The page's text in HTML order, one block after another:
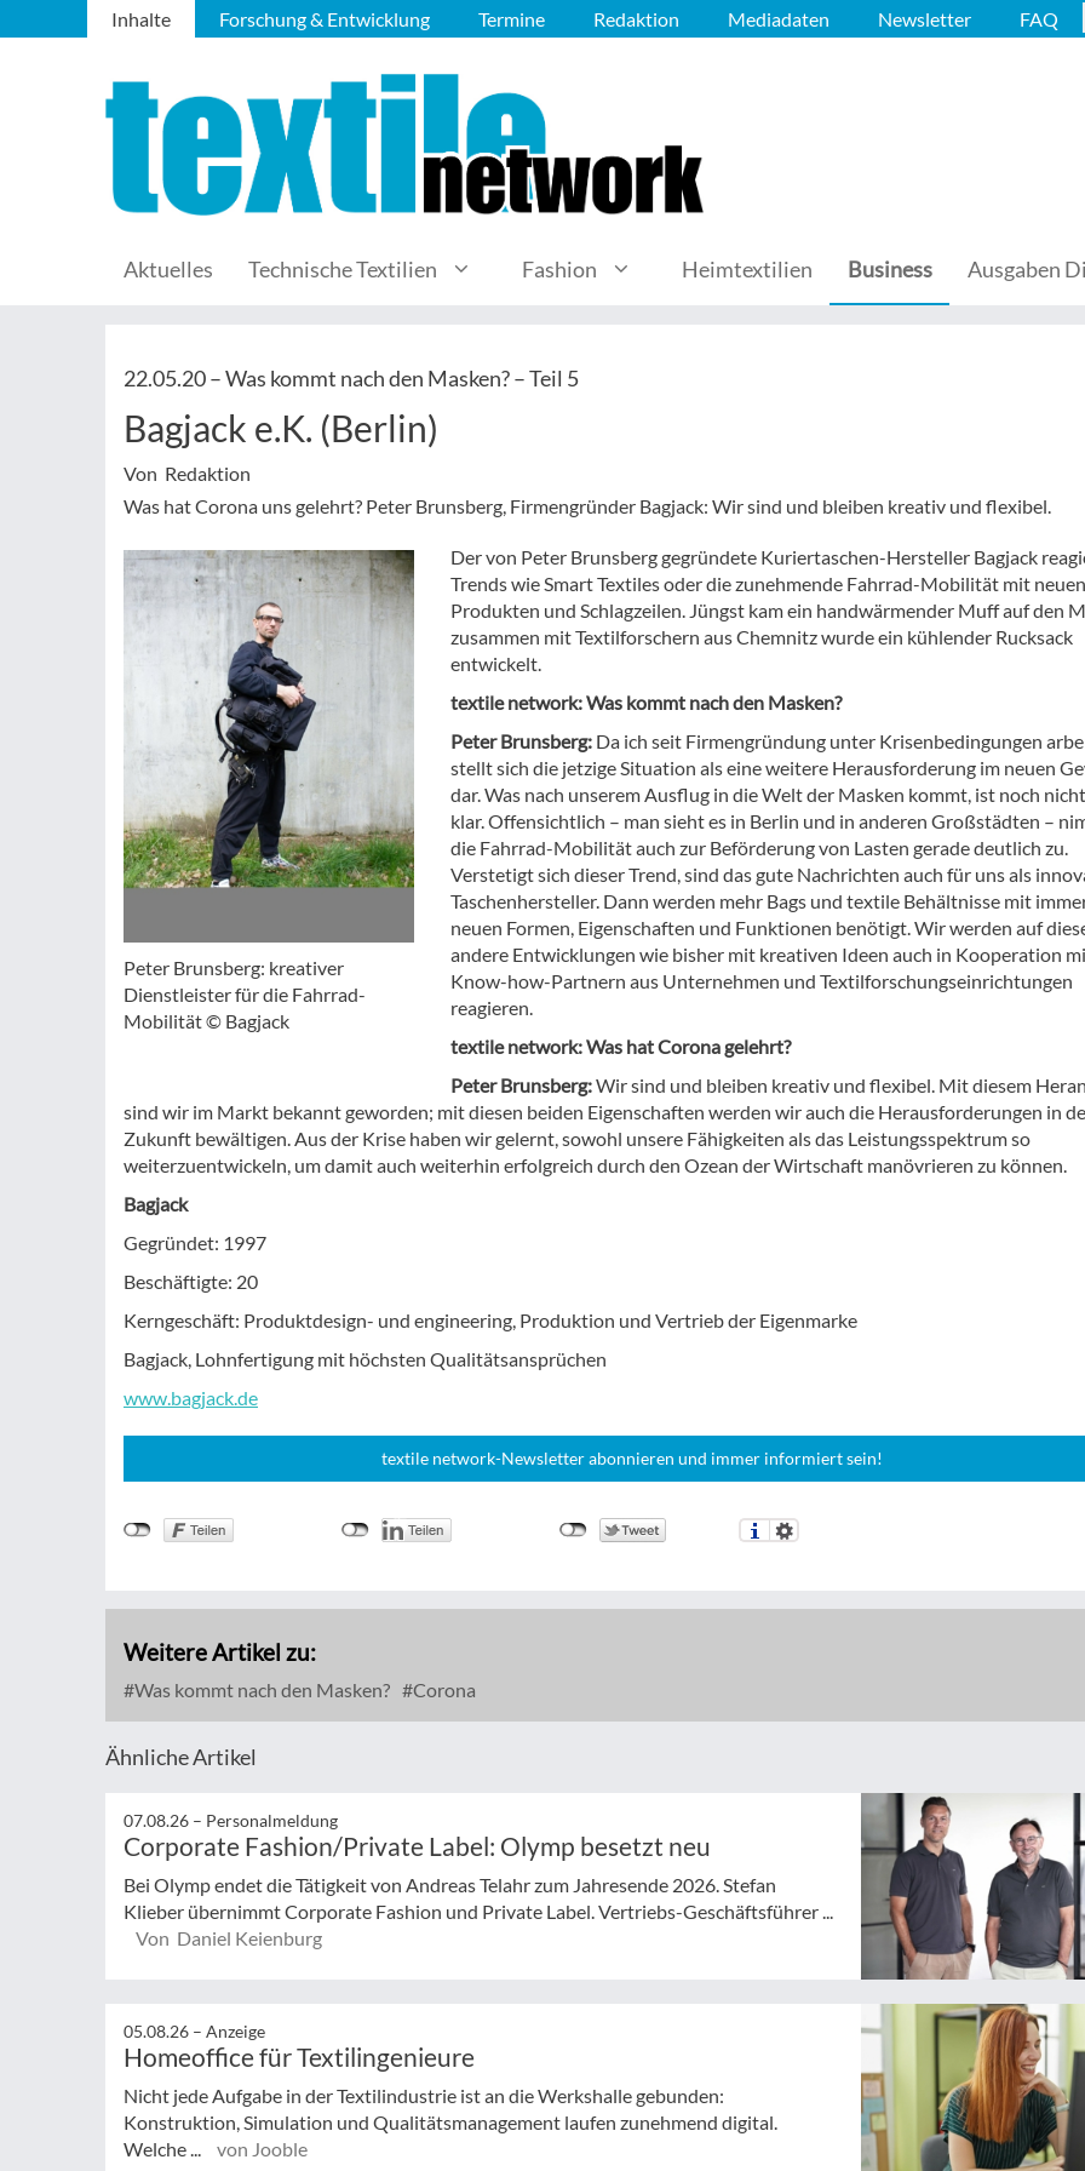
Inhalte Forschung & Entwicklung Termine Redaktion Mediadaten Newsletter FAQ
Aktuelles Technische Textilien Fashion Heimtextilien Business Ausgaben
22.05.20 –Was kommt nach den Masken? – Teil 5
Bagjack e.K. (Berlin)
Von Redaktion
Was hat Corona uns gelehrt? Peter Brunsberg, Firmengründer Bagjack: Wir sind und bleiben kreativ und flexibel.
Peter Brunsberg: kreativer
Dienstleister für die Fahrrad-
Mobilität © Bagjack
Der von Peter Brunsberg gegründete Kuriertaschen-Hersteller Bagjack
Trends wie Smart Textiles oder die zunehmende Fahrrad-Mobilität mit neuen
Produkten und Schlagzeilen. Jüngst kam ein handwärmender Muff auf den
zusammen mit Textilforschern aus Chemnitz wurde ein kühlender Rucksack
entwickelt.
textile network: Was kommt nach den Masken?
Peter Brunsberg: Da ich seit Firmengründung unter Krisenbedingungen
stellt sich die jetzige Situation als eine weitere Herausforderung im neuen
dar. Was nach unserem Ausflug in die Welt der Masken kommt, ist noch
klar. Offensichtlich – man sieht es in Berlin und in anderen Großstädten –
die Fahrrad-Mobilität auch zur Beförderung von Lasten gerade deutlich zu.
Verstetigt sich dieser Trend, sind das gute Nachrichten auch für uns als
Taschenhersteller. Dann werden mehr Bags und textile Behältnisse mit
neuen Formen, Eigenschaften und Funktionen benötigt. Wir werden auf
andere Entwicklungen wie bisher mit kreativen Ideen auch in Kooperation
Know-how-Partnern aus Unternehmen und Textilforschungseinrichtungen
reagieren.
textile network: Was hat Corona gelehrt?
Peter Brunsberg:Wir sind und bleiben kreativ und flexibel. Mit diesem
sind wir im Markt bekannt geworden; mit diesen beiden Eigenschaften werden wir auch die Herausforderungen in
Zukunft bewältigen. Aus der Krise haben wir gelernt, sowohl unsere Fähigkeiten als das Leistungsspektrum so
weiterzuentwickeln, um damit auch weiterhin erfolgreich durch den Ozean der Wirtschaft manövrieren zu können.
Bagjack
Gegründet: 1997
Beschäftigte: 20
Kerngeschäft: Produktdesign- und engineering, Produktion und Vertrieb der Eigenmarke
Bagjack, Lohnfertigung mit höchsten Qualitätsansprüchen
www.bagjack.de
textile network-Newsletter abonnieren und immer informiert sein!
Weitere Artikel zu:
Was kommt nach den Masken? Corona
Ähnliche Artikel
07.08.26 – Personalmeldung
Corporate Fashion/Private Label: Olymp besetzt neu
Bei Olymp endet die Tätigkeit von Andreas Telahr zum Jahresende 2026. Stefan
Klieber übernimmt Corporate Fashion und Private Label. Vertriebs-Geschäftsführer ...
Von Daniel Keienburg
05.08.26 – Anzeige
Homeoffice für Textilingenieure
Nicht jede Aufgabe in der Textilindustrie ist an die Werkshalle gebunden:
Konstruktion, Simulation und Qualitätsmanagement laufen zunehmend digital.
Welche ...
von Jooble